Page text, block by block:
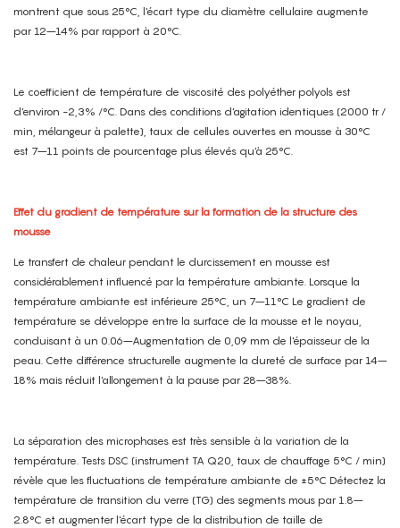
montrent que sous 25°C, l'écart type du diamètre cellulaire augmente
par 12–14% par rapport à 20°C.
Le coefficient de température de viscosité des polyéther polyols est
d'environ -2,3% /°C. Dans des conditions d'agitation identiques (2000 tr /
min, mélangeur à palette), taux de cellules ouvertes en mousse à 30°C
est 7–11 points de pourcentage plus élevés qu'à 25°C.
Effet du gradient de température sur la formation de la structure des
mousse
Le transfert de chaleur pendant le durcissement en mousse est
considérablement influencé par la température ambiante. Lorsque la
température ambiante est inférieure 25°C, un 7–11°C Le gradient de
température se développe entre la surface de la mousse et le noyau,
conduisant à un 0.06–Augmentation de 0,09 mm de l'épaisseur de la
peau. Cette différence structurelle augmente la dureté de surface par 14–
18% mais réduit l'allongement à la pause par 28–38%.
La séparation des microphases est très sensible à la variation de la
température. Tests DSC (instrument TA Q20, taux de chauffage 5°C / min)
révèle que les fluctuations de température ambiante de ±5°C Détectez la
température de transition du verre (TG) des segments mous par 1.8–
2.8°C et augmenter l'écart type de la distribution de taille de